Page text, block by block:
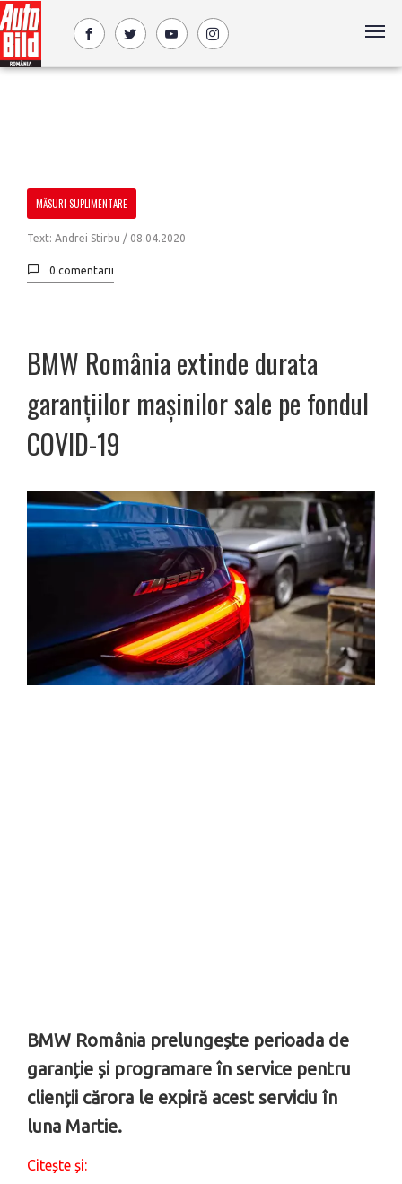
MĂSURI SUPLIMENTARE
Text: Andrei Stirbu / 08.04.2020
0 comentarii
BMW România extinde durata
garanțiilor mașinilor sale pe fondul
COVID-19
BMW România prelungește perioada de
garanție și programare în service pentru
clienții cărora le expiră acest serviciu în
luna Martie.
Citește și: